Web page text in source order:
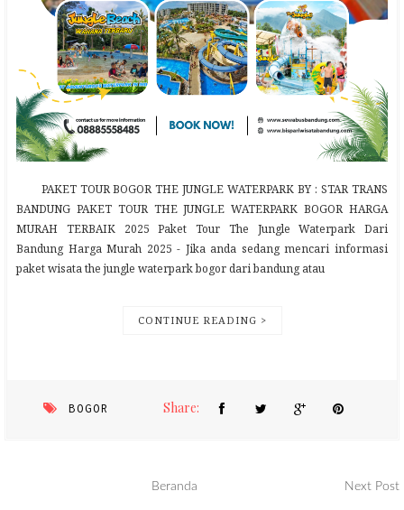
PAKET TOUR BOGOR THE JUNGLE WATERPARK BY : STAR TRANS
BANDUNG PAKET TOUR THE JUNGLE WATERPARK BOGOR HARGA
MURAH TERBAIK 2025 Paket Tour The Jungle Waterpark Dari
Bandung Harga Murah 2025 - Jika anda sedang mencari informasi
paket wisata the jungle waterpark bogor dari bandung atau
CONTINUE READING >
BOGOR Share:
Beranda Next Post